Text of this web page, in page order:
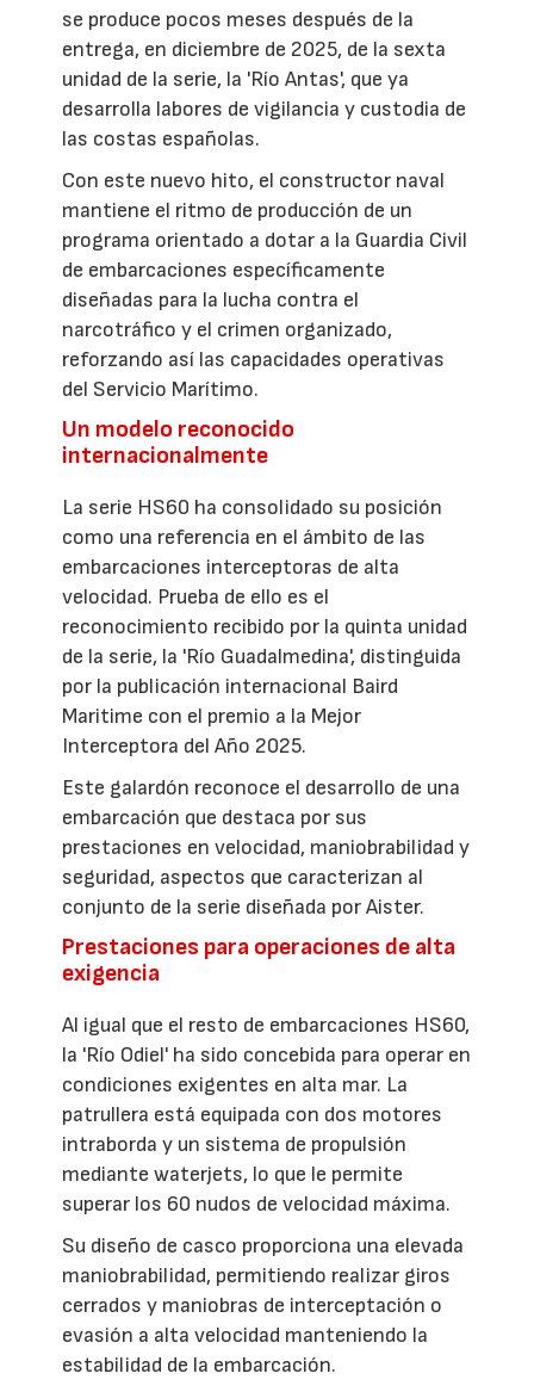
se produce pocos meses después de la
entrega, en diciembre de 2025, de la sexta
unidad de la serie, la 'Río Antas', que ya
desarrolla labores de vigilancia y custodia de
las costas españolas.
Con este nuevo hito, el constructor naval
mantiene el ritmo de producción de un
programa orientado a dotar a la Guardia Civil
de embarcaciones específicamente
diseñadas para la lucha contra el
narcotráfico y el crimen organizado,
reforzando así las capacidades operativas
del Servicio Marítimo.
Un modelo reconocido
internacionalmente
La serie HS60 ha consolidado su posición
como una referencia en el ámbito de las
embarcaciones interceptoras de alta
velocidad. Prueba de ello es el
reconocimiento recibido por la quinta unidad
de la serie, la 'Río Guadalmedina', distinguida
por la publicación internacional Baird
Maritime con el premio a la Mejor
Interceptora del Año 2025.
Este galardón reconoce el desarrollo de una
embarcación que destaca por sus
prestaciones en velocidad, maniobrabilidad y
seguridad, aspectos que caracterizan al
conjunto de la serie diseñada por Aister.
Prestaciones para operaciones de alta
exigencia
Al igual que el resto de embarcaciones HS60,
la 'Río Odiel' ha sido concebida para operar en
condiciones exigentes en alta mar. La
patrullera está equipada con dos motores
intraborda y un sistema de propulsión
mediante waterjets, lo que le permite
superar los 60 nudos de velocidad máxima.
Su diseño de casco proporciona una elevada
maniobrabilidad, permitiendo realizar giros
cerrados y maniobras de interceptación o
evasión a alta velocidad manteniendo la
estabilidad de la embarcación.